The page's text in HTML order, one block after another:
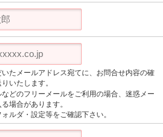
たメールアドレス宛てに、お問合せ内容の確
いたします。
どのフリーメールをご利用の場合、迷惑メー
場合があります。
ルダ・設定等をご確認下さい。